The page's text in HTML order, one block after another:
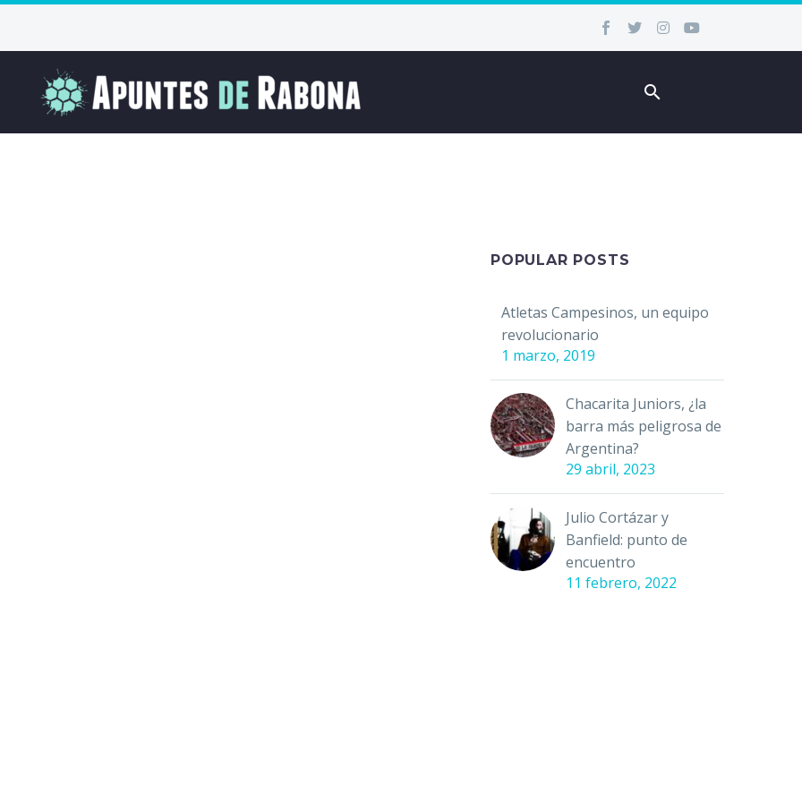
POPULAR POSTS
Atletas Campesinos, un equipo
revolucionario
1 marzo, 2019
Chacarita Juniors, ¿la
barra más peligrosa de
Argentina?
29 abril, 2023
Julio Cortázar y
Banfield: punto de
encuentro
11 febrero, 2022